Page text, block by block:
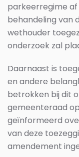
parkeerregime af
behandeling van
wethouder
onderzoek zal
Daarnaast is
en andere
betrokken bij dit
gemeenteraad
geïnformeerd
van deze
amendement